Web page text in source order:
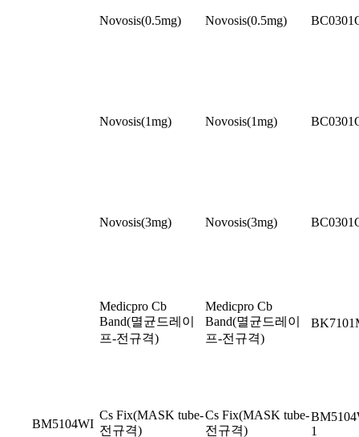
Novosis(0.5mg) Novosis(0.5mg)
Novosis(1mg) Novosis(1mg)
Novosis(3mg) Novosis(3mg)
Medicpro Cb
Band(멸균드레이
프-전규격)
Medicpro Cb
Band(멸균드레이
프-전규격)
BM5104WI
Cs Fix(MASK tube-
전규격)
Cs Fix(MASK tube-
전규격)
1